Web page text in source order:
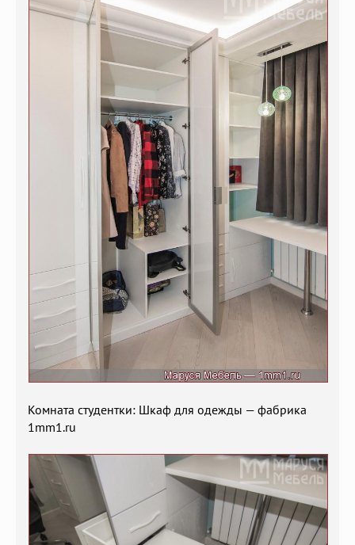
Комната студентки: Шкаф для одежды — фабрика
1mm1.ru